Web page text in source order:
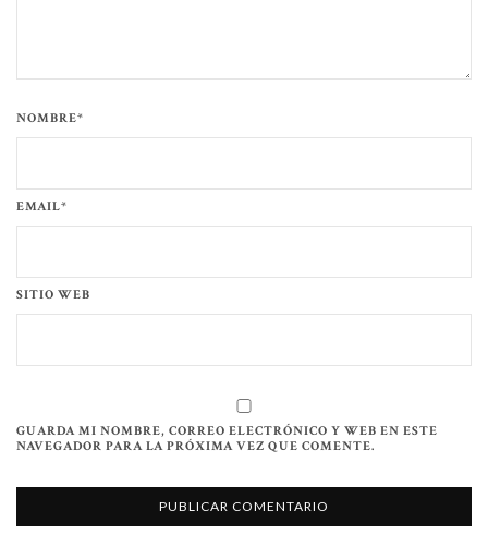
NOMBRE*
EMAIL*
SITIO WEB
GUARDA MI NOMBRE, CORREO ELECTRÓNICO Y WEB EN ESTE
NAVEGADOR PARA LA PRÓXIMA VEZ QUE COMENTE.